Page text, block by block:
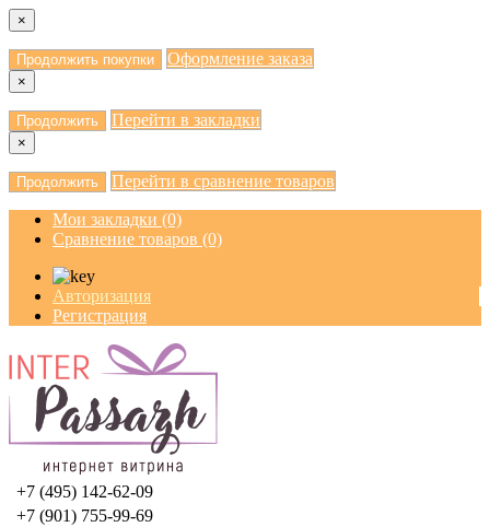
×
Продолжить покупки Оформление заказа
×
Продолжить Перейти в закладки
×
Продолжить Перейти в сравнение товаров
Мои закладки (0)
Сравнение товаров (0)
Авторизация
Регистрация
+7 (495) 142-62-09
+7 (901) 755-99-69